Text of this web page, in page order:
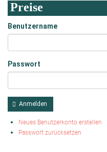
Preise
Benutzername
Passwort
Anmelden
Neues Benutzerkonto erstellen
Passwort zurücksetzen